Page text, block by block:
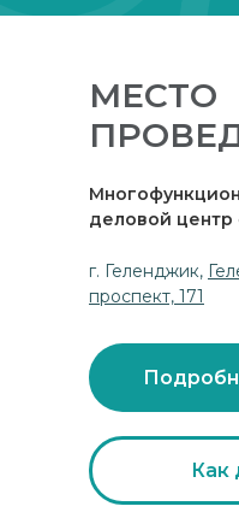
МЕСТО
г. Геленджик,
проспект, 171
деловой центр
Как